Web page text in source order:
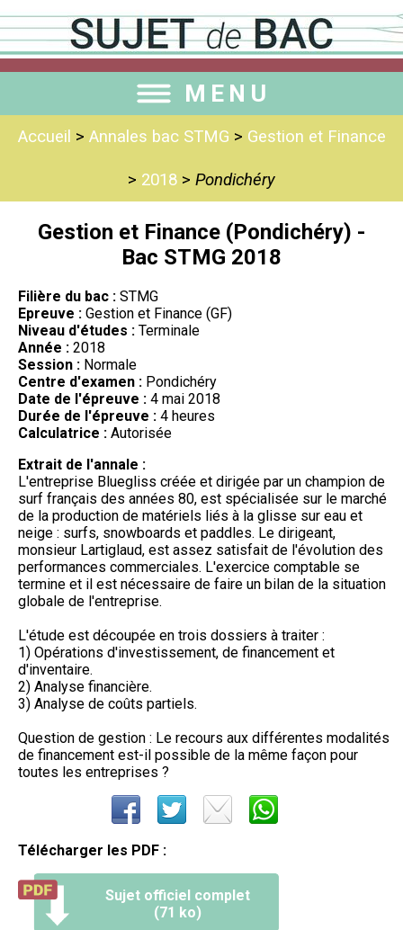
MENU
Accueil > Annales bac STMG > Gestion et Finance
> 2018 > Pondichéry
Gestion et Finance (Pondichéry) -
Bac STMG 2018
Filière du bac : STMG
Epreuve : Gestion et Finance (GF)
Niveau d'études : Terminale
Année : 2018
Session : Normale
Centre d'examen : Pondichéry
Date de l'épreuve : 4 mai 2018
Durée de l'épreuve : 4 heures
Calculatrice : Autorisée
Extrait de l'annale :
L'entreprise Bluegliss créée et dirigée par un champion de
surf français des années 80, est spécialisée sur le marché
de la production de matériels liés à la glisse sur eau et
neige : surfs, snowboards et paddles. Le dirigeant,
monsieur Lartiglaud, est assez satisfait de l'évolution des
performances commerciales. L'exercice comptable se
termine et il est nécessaire de faire un bilan de la situation
globale de l'entreprise.
L'étude est découpée en trois dossiers à traiter :
1) Opérations d'investissement, de financement et
d'inventaire.
2) Analyse financière.
3) Analyse de coûts partiels.
Question de gestion : Le recours aux différentes modalités
de financement est-il possible de la même façon pour
toutes les entreprises ?
Télécharger les PDF :
Sujet officiel complet
(71 ko)